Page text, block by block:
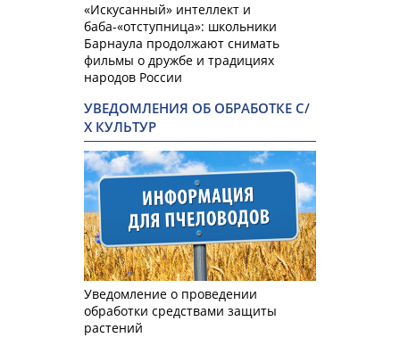
«Искусанный» интеллект и
баба-«отступница»: школьники
Барнаула продолжают снимать
фильмы о дружбе и традициях
народов России
УВЕДОМЛЕНИЯ ОБ ОБРАБОТКЕ С/
Х КУЛЬТУР
Уведомление о проведении
обработки средствами защиты
растений